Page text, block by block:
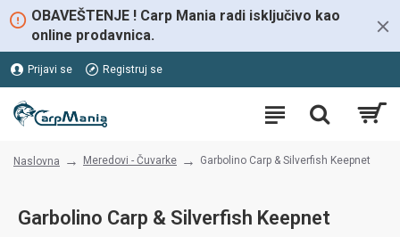
OBAVEŠTENJE ! Carp Mania radi isključivo kao
online prodavnica.
Prijavi se Registruj se
Naslovna Meredovi - Čuvarke Garbolino Carp & Silverfish Keepnet
Garbolino Carp & Silverfish Keepnet